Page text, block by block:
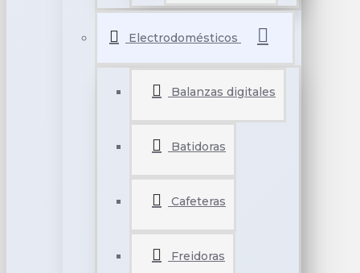
Electrodomésticos
Balanzas digitales
Batidoras
Cafeteras
Freidoras